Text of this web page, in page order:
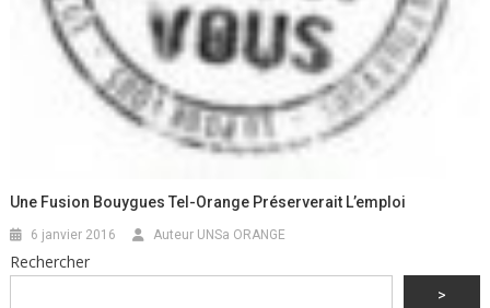
Une Fusion Bouygues Tel-Orange Préserverait L’emploi
6 janvier 2016 Auteur UNSa ORANGE
Rechercher
>